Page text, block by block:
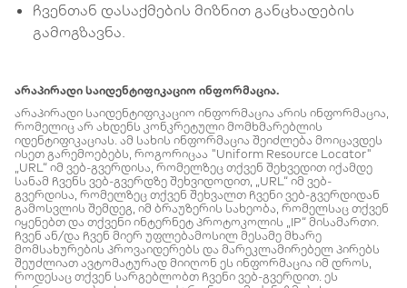
ჩვენთან დასაქმების მიზნით განცხადების
გამოგზავნა.
არაპირადი საიდენტიფიკაციო ინფორმაცია.
არაპირადი საიდენტიფიკაციო ინფორმაცია არის ინფორმაცია,
რომელიც არ ახდენს კონკრეტული მომხმარებლის
იდენტიფიკაციას. ამ სახის ინფორმაცია შეიძლება მოიცავდეს
ისეთ გარემოებებს, როგორიცაა "Uniform Resource Locator"
„URL“ იმ ვებ-გვერდისა, რომელზეც თქვენ შეხვედით იქამდე
სანამ ჩვენს ვებ-გვერდზე შეხვიდოდით, „URL“ იმ ვებ-
გვერდისა, რომელზეც თქვენ შეხვალთ ჩვენი ვებ-გვერდიდან
გამოსვლის შემდეგ, იმ ბრაუზერის სახეობა, რომელსაც თქვენ
იყენებთ და თქვენი ინტერნეტ პროტოკოლის „IP“ მისამართი.
ჩვენ ან/და ჩვენ მიერ უფლებამოსილ მესამე მხარე
მომსახურების პროვაიდერებს და მარეკლამირებელ პირებს
შეუძლიათ ავტომატურად მიიღონ ეს ინფორმაცია იმ დროს,
როდესაც თქვენ სარგებლობთ ჩვენი ვებ-გვერდით. ეს